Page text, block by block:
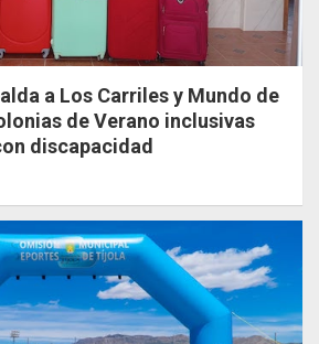
a Los Carriles y Mundo de
de Verano inclusivas
discapacidad